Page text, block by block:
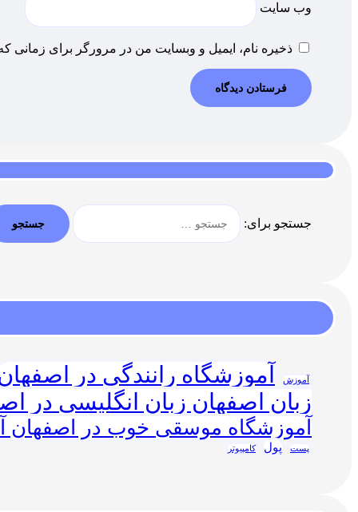
وب‌ سایت
ذخیره نام، ایمیل و وبسایت من در مرورگر برای زمانی
جستجو برای:
آموزش آموزشگاه رانندگی در
زبان اصفهان زبان انگلیسی در
آموزشگاه موسقی خوب در
پست
پول کامپیوتر